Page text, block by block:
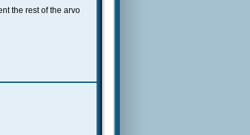
the rest of the arvo